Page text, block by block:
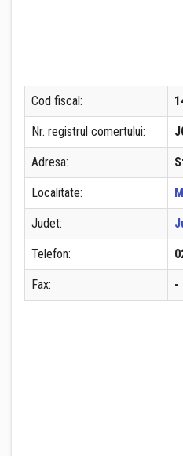
Cod fiscal:
Nr. registrul comertului:
Adresa:
Localitate:
Judet:
Telefon:
Fax: -